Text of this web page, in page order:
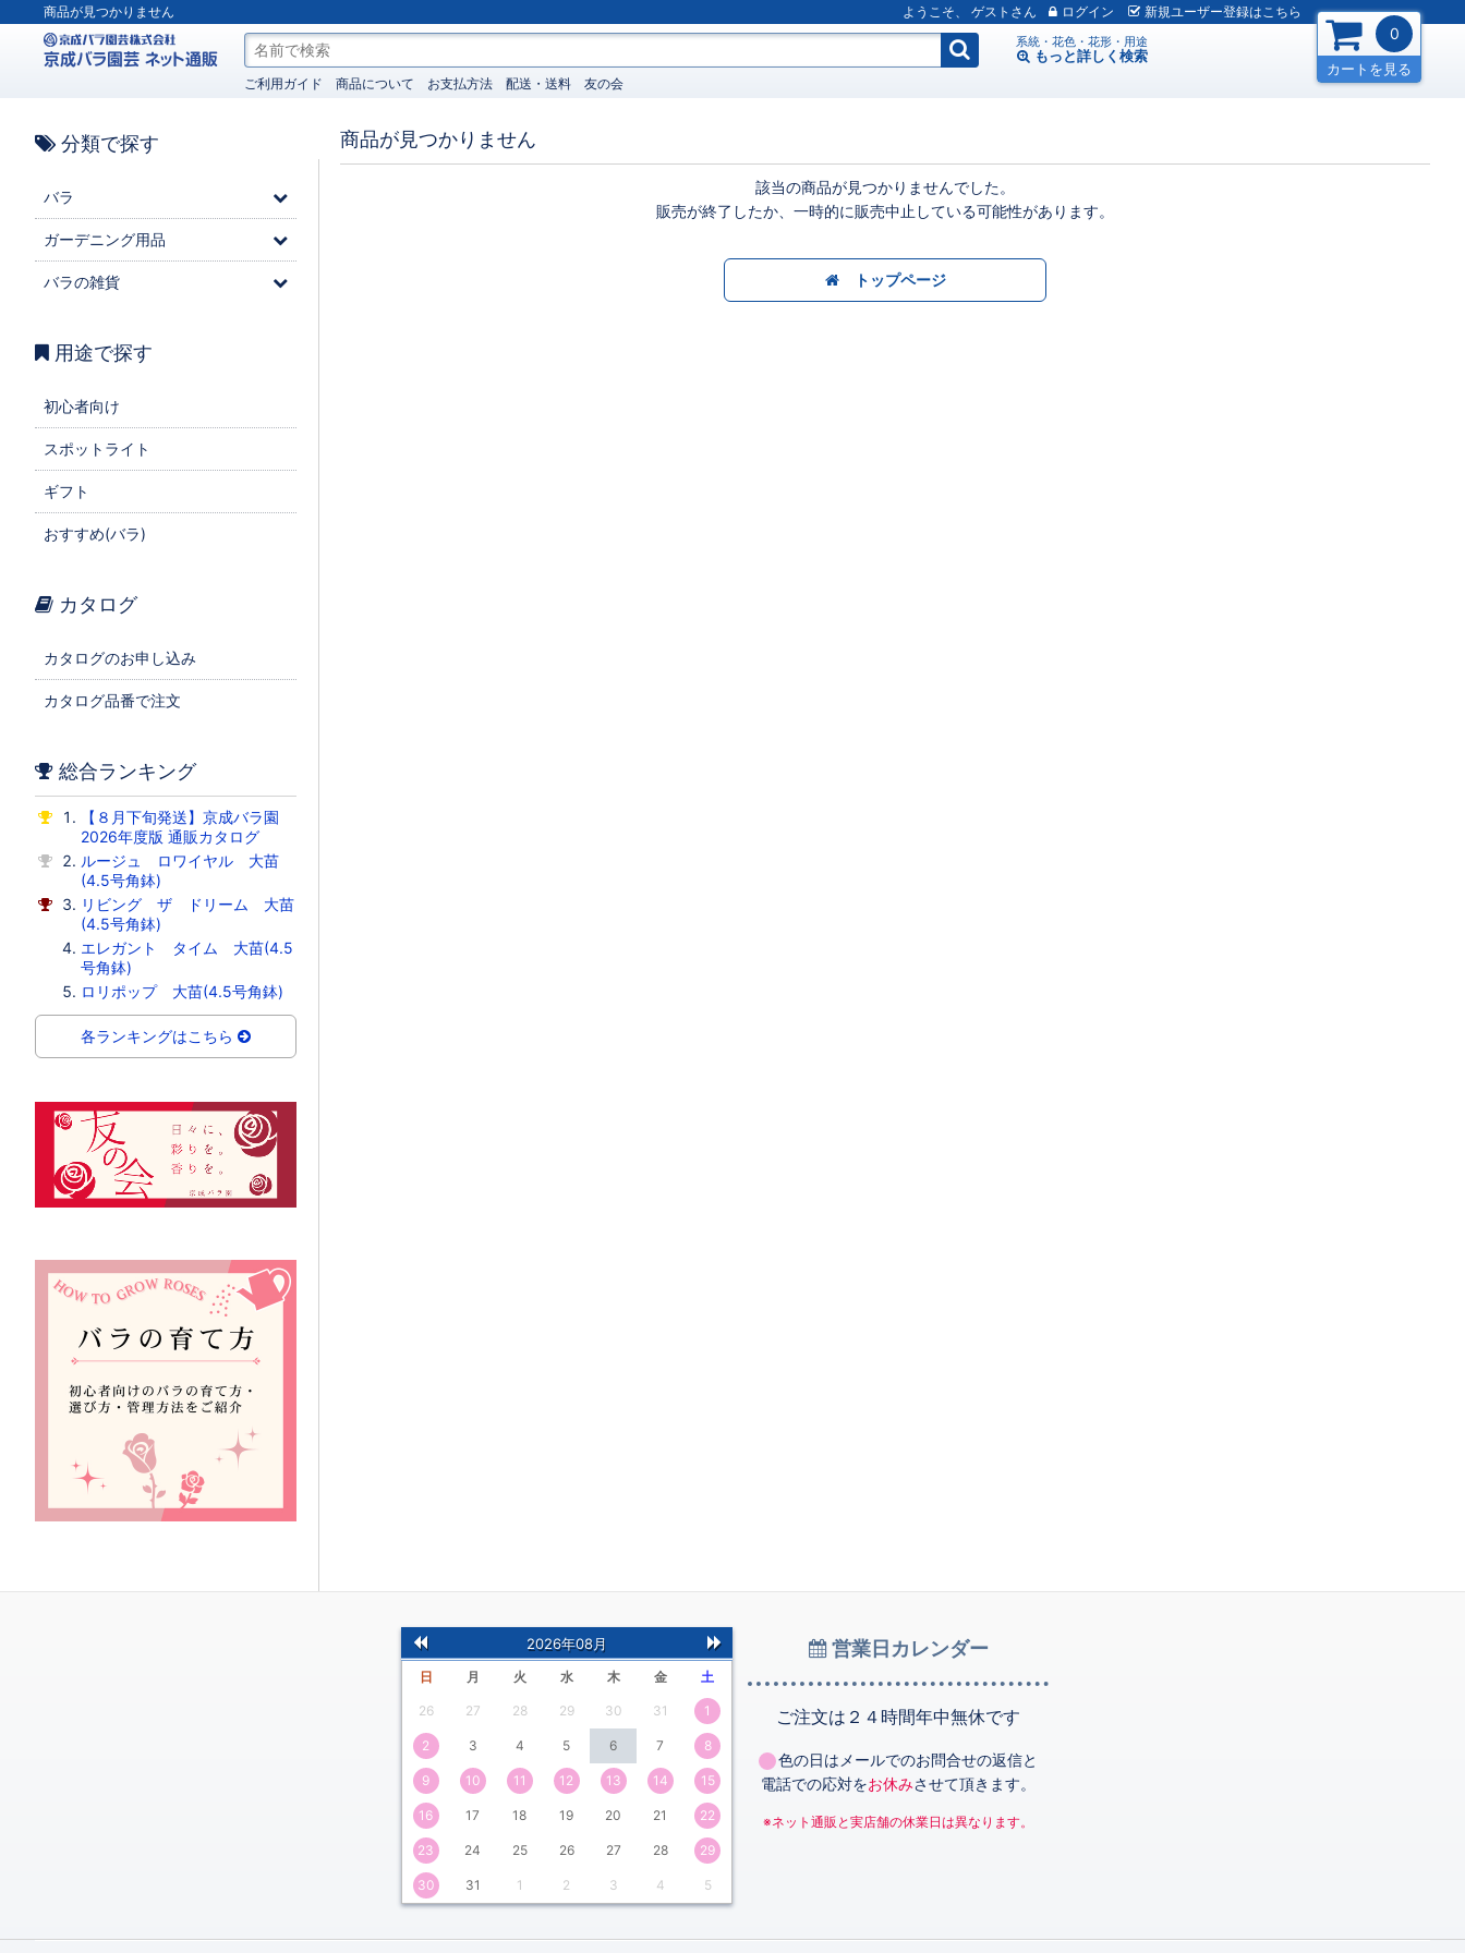
商品が見つかりません ようこそ、 ゲスト ログイン 新規ユーザー登録はこちら
系統・花色・花形・用途
もっと詳しく 検索
0
カートを見る
ご利用ガイド 商品について お支払方法 配送・送料 友の会
商品が見つかりません
該当の商品が見つかりませんでした。
販売が終了したか、一時的に販売中止している可能性があります。
トップページ
分類で探す
バラ
ガーデニング用品
バラの雑貨
用途で探す
初心者向け
スポットライト
ギフト
おすすめ(バラ)
カタログ
カタログのお申し込み
カタログ品番で注文
総合ランキング
【８月下旬発送】京成バラ園
2026年度版 通販カタログ
ルージュ ロワイヤル 大苗
(4.5号角鉢)
リビング ザ ドリーム 大苗
(4.5号角鉢)
エレガント タイム 大苗(4.5
号角鉢)
ロリポップ 大苗(4.5号角鉢)
各ランキングはこちら
前
の
月
次
月
2026年08月
日 月 火 水 木 金 土
26 27 28 29 30 31 1
2 3 4 5 6 7 8
9 10 11 12 13 14 15
16 17 18 19 20 21 22
23 24 25 26 27 28 29
30 31 1 2 3 4 5
営業日カレンダー
ご注文は２４時間年中無休です
色の日はメールでのお問合せの返信と
電話での応対をお休みさせて頂きます。
※ネット通販と実店舗の休業日は異なります。